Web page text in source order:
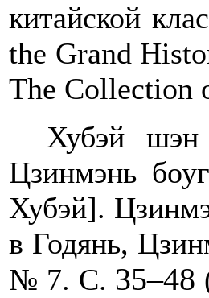
китайской
the Grand
The Collection
Хубэй
шэн
Цзинмэнь
Хубэй].
в Годянь,
№ 7. С. 35–48